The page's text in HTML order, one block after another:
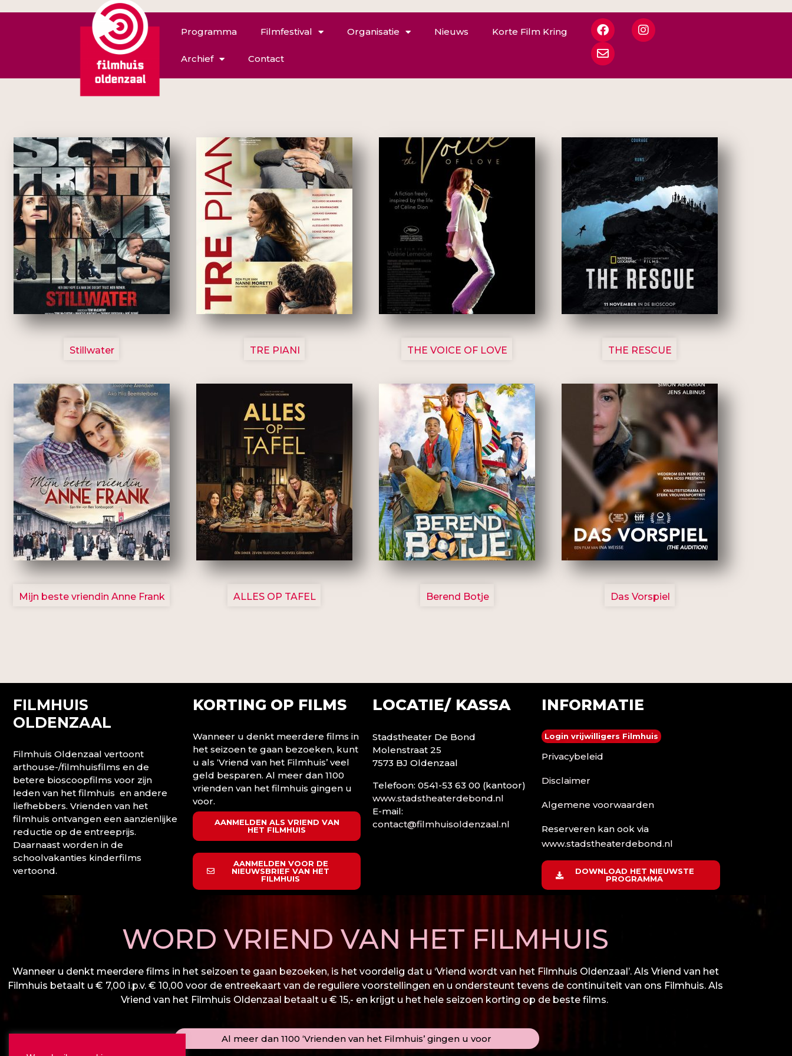
Programma Filmfestival Organisatie Nieuws Korte Film Kring
Archief Contact
3123
Stillwater
3129
TRE PIANI
3135
THE VOICE OF LOVE
3148
THE RESCUE
2757
Mijn beste vriendin Anne Frank
3154
ALLES OP TAFEL
2799
Berend Botje
2777
Das Vorspiel
FILMHUIS
OLDENZAAL
Filmhuis Oldenzaal vertoont
arthouse-/filmhuisfilms en de
betere bioscoopfilms voor zijn
leden van het filmhuis en andere
liefhebbers. Vrienden van het
filmhuis ontvangen een aanzienlijke
reductie op de entreeprijs.
Daarnaast worden in de
schoolvakanties kinderfilms
vertoond.
KORTING OP FILMS
Wanneer u denkt meerdere films in
het seizoen te gaan bezoeken, kunt
u als ‘Vriend van het Filmhuis’ veel
geld besparen. Al meer dan 1100
vrienden van het filmhuis gingen u
voor.
AANMELDEN ALS VRIEND VAN
HET FILMHUIS
AANMELDEN VOOR DE
NIEUWSBRIEF VAN HET
FILMHUIS
WORD VRIEND VAN HET FILMHUIS
Wanneer u denkt meerdere films in het seizoen te gaan bezoeken, is het voordelig dat u ‘Vriend wordt van het Filmhuis Oldenzaal’. Als Vriend van het
Filmhuis betaalt u € 7,00 i.p.v. € 10,00 voor de entreekaart van de reguliere voorstellingen en u ondersteunt tevens de continuïteit van ons Filmhuis. Als
Vriend van het Filmhuis Oldenzaal betaalt u € 15,- en krijgt u het hele seizoen korting op de beste films.
Al meer dan 1100 ‘Vrienden van het Filmhuis’ gingen u voor
LOCATIE/ KASSA
Stadstheater De Bond
Molenstraat 25
7573 BJ Oldenzaal
Telefoon: 0541-53 63 00 (kantoor)
www.stadstheaterdebond.nl
E-mail:
contact@filmhuisoldenzaal.nl
INFORMATIE
Login vrijwilligers Filmhuis
Privacybeleid
Disclaimer
Algemene voorwaarden
Reserveren kan ook via
www.stadstheaterdebond.nl
DOWNLOAD HET NIEUWSTE
PROGRAMMA